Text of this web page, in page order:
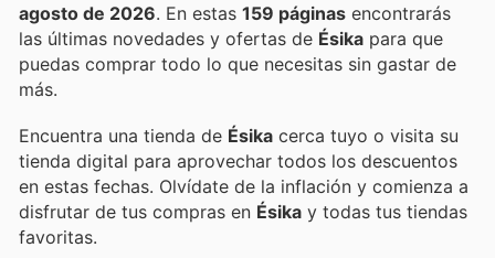
agosto de 2026 . En estas 159 páginas encontrarás
las últimas novedades y ofertas de Ésika para que
puedas comprar todo lo que necesitas sin gastar de
más.
Encuentra una tienda de Ésika cerca tuyo o visita su
tienda digital para aprovechar todos los descuentos
en estas fechas. Olvídate de la inflación y comienza a
disfrutar de tus compras en Ésika y todas tus tiendas
favoritas.